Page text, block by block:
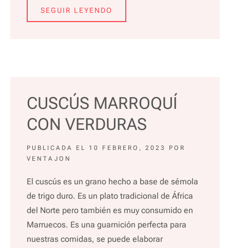
SEGUIR LEYENDO
CUSCÚS MARROQUÍ
CON VERDURAS
PUBLICADA EL 10 FEBRERO, 2023
POR
VENTAJON
El cuscús es un grano hecho a base de sémola
de trigo duro. Es un plato tradicional de África
del Norte pero también es muy consumido en
Marruecos. Es una guarnición perfecta para
nuestras comidas, se puede elaborar